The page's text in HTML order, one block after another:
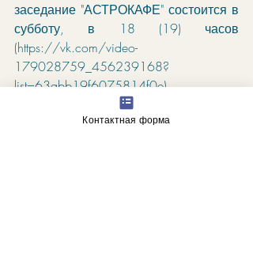
заседание "АСТРОКАФЕ" состоится в
субботу, в 18 (19) часов
(https://vk.com/video-
179028759_456239168?
list=63abb19f6075814f0e).
Контактная форма